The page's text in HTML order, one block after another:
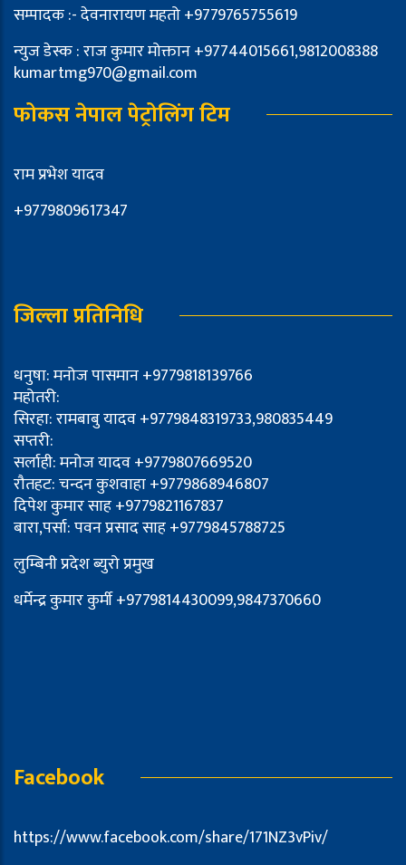
सम्पादक :- देवनारायण महतो +9779765755619
न्युज डेस्क : राज कुमार मोक्तान +97744015661,9812008388
kumartmg970@gmail.com
फोकस नेपाल पेट्रोलिंग टिम
राम प्रभेश यादव
+9779809617347
जिल्ला प्रतिनिधि
धनुषा: मनोज पासमान +9779818139766
महोतरी:
सिरहा: रामबाबु यादव +9779848319733,980835449
सप्तरी:
सर्लाही: मनोज यादव +9779807669520
रौतहट: चन्दन कुशवाहा +9779868946807
दिपेश कुमार साह +9779821167837
बारा,पर्सा: पवन प्रसाद साह +9779845788725
लुम्बिनी प्रदेश ब्युरो प्रमुख
धर्मेन्द्र कुमार कुर्मी +9779814430099,9847370660
Facebook
https://www.facebook.com/share/171NZ3vPiv/